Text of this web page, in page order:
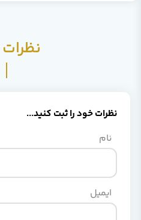
نظرات
نظرات خود را ثبت کنید...
نام
ایمیل